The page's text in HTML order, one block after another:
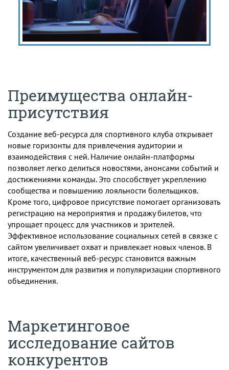
Преимущества онлайн-
присутствия
Создание веб-ресурса для спортивного клуба открывает
новые горизонты для привлечения аудитории и
взаимодействия с ней. Наличие онлайн-платформы
позволяет легко делиться новостями, анонсами событий и
достижениями команды. Это способствует укреплению
сообщества и повышению лояльности болельщиков.
Кроме того, цифровое присутствие помогает организовать
регистрацию на мероприятия и продажу билетов, что
упрощает процесс для участников и зрителей.
Эффективное использование социальных сетей в связке с
сайтом увеличивает охват и привлекает новых членов. В
итоге, качественный веб-ресурс становится важным
инструментом для развития и популяризации спортивного
объединения.
Маркетинговое
исследование сайтов
конкурентов